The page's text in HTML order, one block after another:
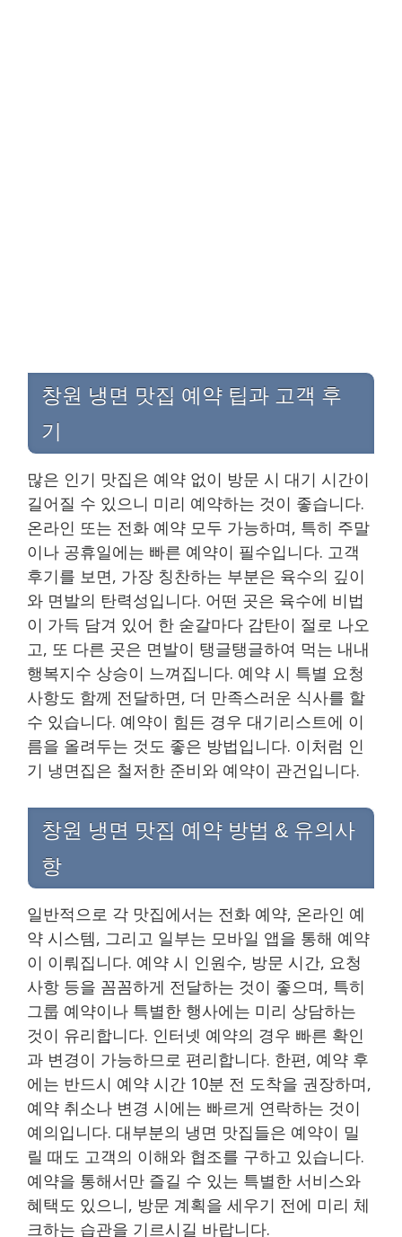
창원 냉면 맛집 예약 팁과 고객 후
기
많은 인기 맛집은 예약 없이 방문 시 대기 시간이
길어질 수 있으니 미리 예약하는 것이 좋습니다.
온라인 또는 전화 예약 모두 가능하며, 특히 주말
이나 공휴일에는 빠른 예약이 필수입니다. 고객
후기를 보면, 가장 칭찬하는 부분은 육수의 깊이
와 면발의 탄력성입니다. 어떤 곳은 육수에 비법
이 가득 담겨 있어 한 숟갈마다 감탄이 절로 나오
고, 또 다른 곳은 면발이 탱글탱글하여 먹는 내내
행복지수 상승이 느껴집니다. 예약 시 특별 요청
사항도 함께 전달하면, 더 만족스러운 식사를 할
수 있습니다. 예약이 힘든 경우 대기리스트에 이
름을 올려두는 것도 좋은 방법입니다. 이처럼 인
기 냉면집은 철저한 준비와 예약이 관건입니다.
창원 냉면 맛집 예약 방법 & 유의사
항
일반적으로 각 맛집에서는 전화 예약, 온라인 예
약 시스템, 그리고 일부는 모바일 앱을 통해 예약
이 이뤄집니다. 예약 시 인원수, 방문 시간, 요청
사항 등을 꼼꼼하게 전달하는 것이 좋으며, 특히
그룹 예약이나 특별한 행사에는 미리 상담하는
것이 유리합니다. 인터넷 예약의 경우 빠른 확인
과 변경이 가능하므로 편리합니다. 한편, 예약 후
에는 반드시 예약 시간 10분 전 도착을 권장하며,
예약 취소나 변경 시에는 빠르게 연락하는 것이
예의입니다. 대부분의 냉면 맛집들은 예약이 밀
릴 때도 고객의 이해와 협조를 구하고 있습니다.
예약을 통해서만 즐길 수 있는 특별한 서비스와
혜택도 있으니, 방문 계획을 세우기 전에 미리 체
크하는 습관을 기르시길 바랍니다.